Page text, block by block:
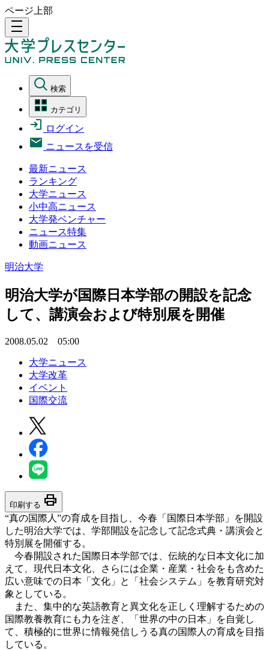
ページ上部
density_medium
検索
カテゴリ
ログイン
ニュースを受信
最新ニュース
ランキング
大学ニュース
小中高ニュース
大学発ベンチャー
ニュース特集
動画ニュース
明治大学
明治大学が国際日本学部の開設を記念
して、講演会および特別展を開催
2008.05.02 05:00
大学ニュース
大学改革
イベント
国際交流
印刷する print
“真の国際人”の育成を目指し、今春「国際日本学部」を開設
した明治大学では、学部開設を記念して記念式典・講演会と
特別展を開催する。
今春開設された国際日本学部では、伝統的な日本文化に加
えて、現代日本文化、さらには企業・産業・社会をも含めた
広い意味での日本「文化」と「社会システム」を教育研究対
象としている。
また、集中的な英語教育と異文化を正しく理解するための
国際教養教育にも力を注ぎ、「世界の中の日本」を自覚し
て、積極的に世界に情報発信しうる真の国際人の育成を目指
している。